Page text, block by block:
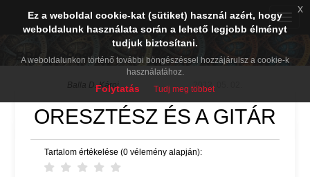
Toggle
BDK PréPost
Balla D. Károj 2012. 05. 02.
ORESZTÉSZ ÉS A GITÁR
Tartalom értékelése (0 vélemény alapján):
Ez a weboldal cookie-kat (sütiket) használ azért, hogy
weboldalunk használata során a lehető legjobb élményt
tudjuk biztosítani.
A weboldalunkon történő további böngészéssel hozzájárulsz a cookie-k
használatához.
Folytatás Tudj meg többet
x